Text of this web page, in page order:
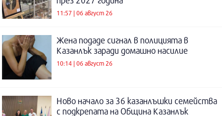
11:57 | 06 август 26
Жена подаде сигнал в полицията в
Казанлък заради домашно насилие
10:14 | 06 август 26
Ново начало за 36 казанлъшки семейства
с подкрепата на Община Казанлък